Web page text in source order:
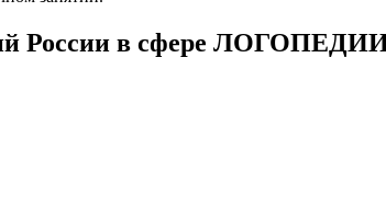
России в сфере